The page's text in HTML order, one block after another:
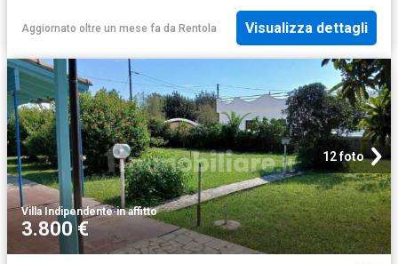
Aggiornato oltre un mese fa da Rentola Visualizza dettagli
12 foto
Villa Indipendente·in affitto
3.800 €